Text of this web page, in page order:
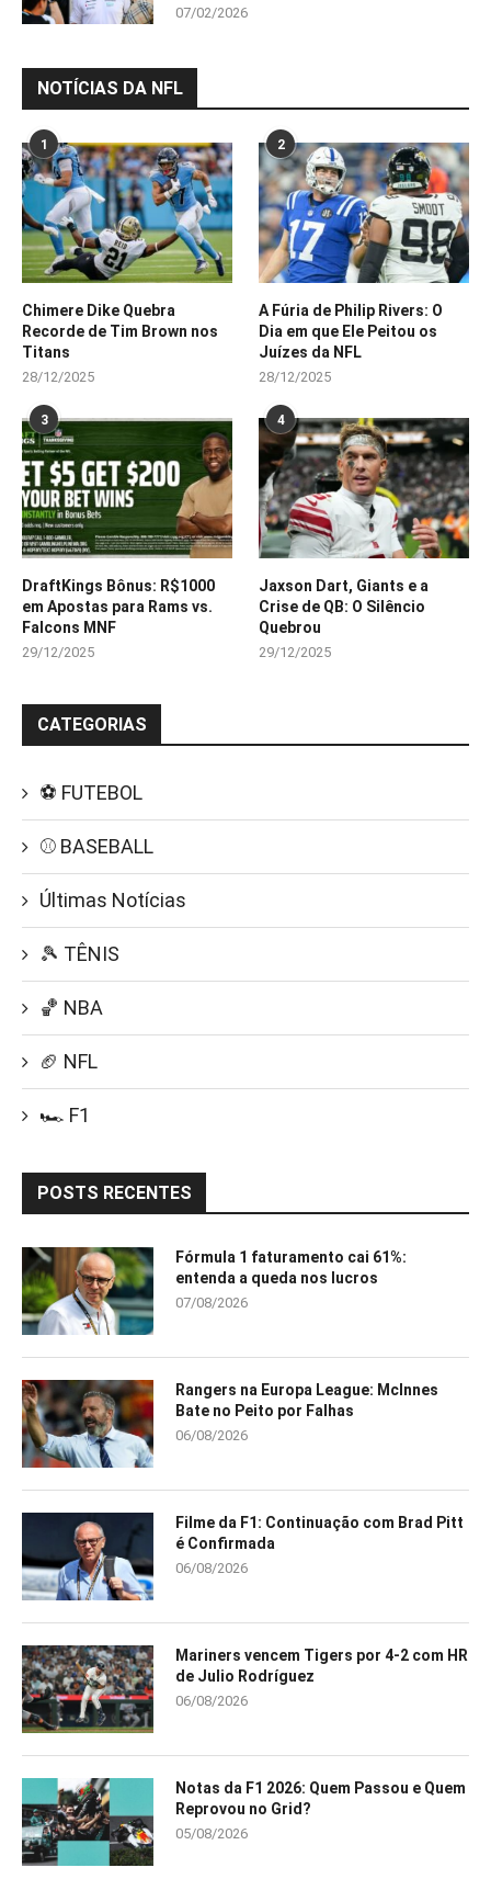
07/02/2026
NOTÍCIAS DA NFL
1
Chimere Dike Quebra
Recorde de Tim Brown nos
Titans
28/12/2025
2
A Fúria de Philip Rivers: O
Dia em que Ele Peitou os
Juízes da NFL
28/12/2025
3
DraftKings Bônus: R$1000
em Apostas para Rams vs.
Falcons MNF
29/12/2025
4
Jaxson Dart, Giants e a
Crise de QB: O Silêncio
Quebrou
29/12/2025
CATEGORIAS
⚽ FUTEBOL
⚾ BASEBALL
Últimas Notícias
🎾 TÊNIS
🏀 NBA
🏈 NFL
🏎️ F1
POSTS RECENTES
Fórmula 1 faturamento cai 61%:
entenda a queda nos lucros
07/08/2026
Rangers na Europa League: McInnes
Bate no Peito por Falhas
06/08/2026
Filme da F1: Continuação com Brad Pitt
é Confirmada
06/08/2026
Mariners vencem Tigers por 4-2 com HR
de Julio Rodríguez
06/08/2026
Notas da F1 2026: Quem Passou e Quem
Reprovou no Grid?
05/08/2026